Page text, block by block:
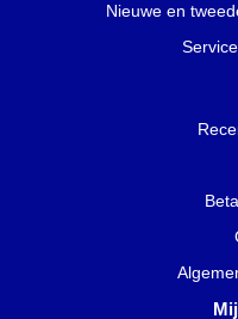
Nieuwe en